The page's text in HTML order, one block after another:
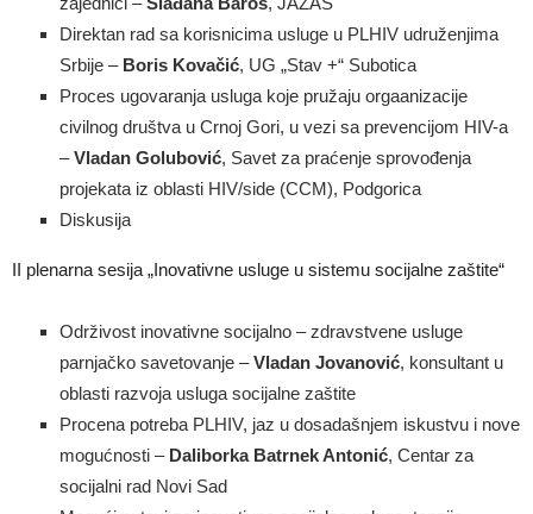
Direktan rad sa korisnicima usluge u PLHIV udruženjima
Srbije – Boris Kovačić, UG „Stav +“ Subotica
Proces ugovaranja usluga koje pružaju orgaanizacije
civilnog društva u Crnoj Gori, u vezi sa prevencijom HIV-a
–Vladan Golubović, Savet za praćenje sprovođenja
projekata iz oblasti HIV/side (CCM), Podgorica
Diskusija
II plenarna sesija „Inovativne usluge u sistemu socijalne zaštite“
Održivost inovativne socijalno – zdravstvene usluge
parnjačko savetovanje –Vladan Jovanović, konsultant u
oblasti razvoja usluga socijalne zaštite
Procena potreba PLHIV, jaz u dosadašnjem iskustvu i nove
mogućnosti – Daliborka Batrnek Antonić, Centar za
socijalni rad Novi Sad